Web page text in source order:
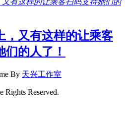
，又有这样的让乘客
们的人了！
By 天兴工作室
Rights Reserved.